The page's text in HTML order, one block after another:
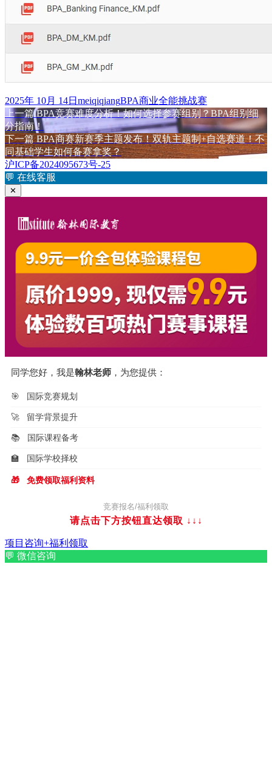
发
布
于
2025年 10月 14日 作
者
meiqiqiang标
签
BPA商业全能挑战赛
文
章
导
航
上一篇上
篇
文
章：
BPA竞赛难度分析！如何选择参赛组别？BPA组别细
分指南！
下一篇下
篇
文
章：
BPA商赛新赛季主题发布！双轨主题制+自选赛道！不
同基础学生如何备赛拿奖？
沪ICP备2024095673号-25
💬 在线客服
✕
同学您好，我是翰林老师 ，为您提供：
🎯 国际竞赛规划
🚀 留学背景提升
📚 国际课程备考
🏫 国际学校择校
🎁 免费领取福利资料
竞赛报名/福利领取
请点击下方按钮直达领取 ↓↓↓
项目咨询+福利领取
💬 微信咨询